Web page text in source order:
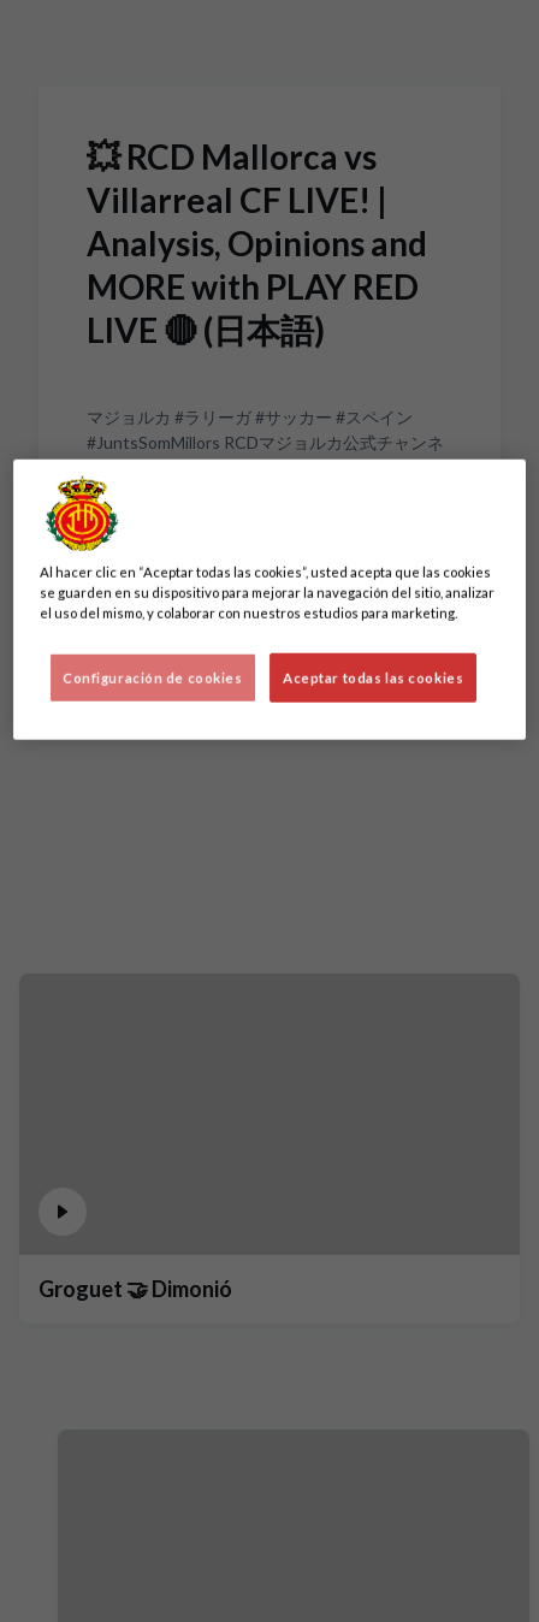
💥 RCD Mallorca vs
Villarreal CF LIVE! |
Analysis, Opinions and
MORE with PLAY RED
LIVE 🔴 (日本語)
マジョルカ #ラリーガ #サッカー #スペイン
#JuntsSomMillors RCDマジョルカ公式チャンネ
Groguet 🤝 Dimonió
Al hacer clic en “Aceptar todas las cookies”, usted acepta que las cookies
se guarden en su dispositivo para mejorar la navegación del sitio, analizar
el uso del mismo, y colaborar con nuestros estudios para marketing.
Aceptar todas las cookies
Configuración de cookies